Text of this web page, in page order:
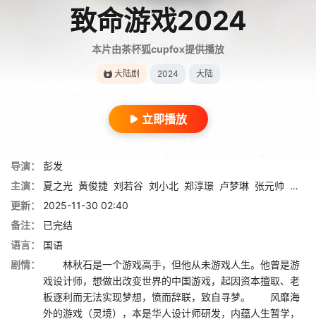
致命游戏2024
本片由茶杯狐cupfox提供播放
大陆剧 2024 大陆
立即播放
导演：
彭发
主演：
夏之光 黄俊捷 刘若谷 刘小北 郑淳璟 卢梦琳 张元帅 俞俙
更新：
2025-11-30 02:40
备注：
已完结
语言：
国语
剧情：
林秋石是一个游戏高手，但他从未游戏人生。他曾是游
戏设计师，想做出改变世界的中国游戏，起因资本擅取、老
板逐利而无法实现梦想，愤而辞联，致自寻梦。 风靡海
外的游戏（灵境），本是华人设计师研发，内蕴人生暂学，